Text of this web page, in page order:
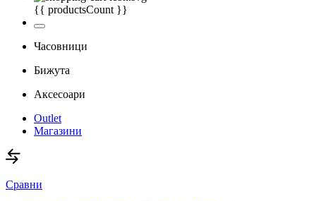
{{ productsCount }}
Часовници
Бижута
Аксесоари
Outlet
Магазини
Сравни